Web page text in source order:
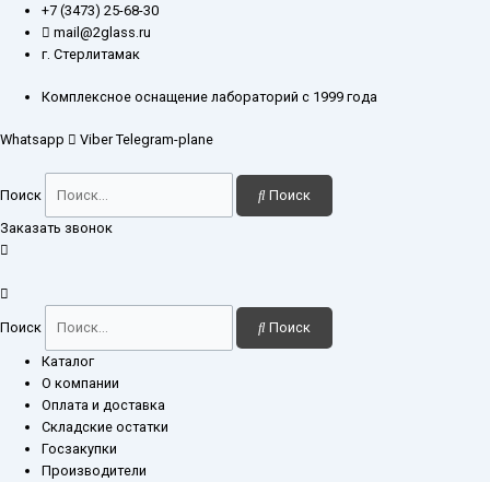
Перейти
содержимому
+7 (3473) 25-68-30
mail@2glass.ru
г. Стерлитамак
Комплексное оснащение лабораторий с 1999 года
Whatsapp Viber Telegram-plane
Поиск Поиск
Заказать звонок
Поиск Поиск
Каталог
О компании
Оплата и доставка
Складские остатки
Госзакупки
Производители
Количество
товара
Пипетка
2-
25